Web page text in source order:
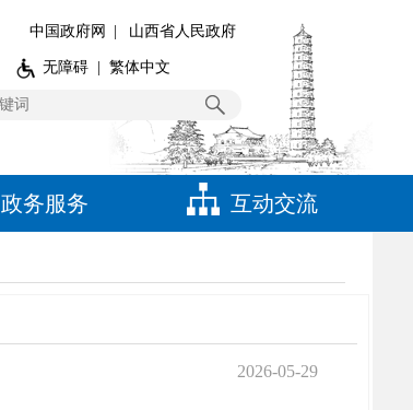
中国政府网 山西省人民政府
无障碍 繁体中文
政务服务 互动交流
2026-05-29